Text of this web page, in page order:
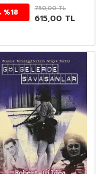
%18 750,00TL
615,00 TL